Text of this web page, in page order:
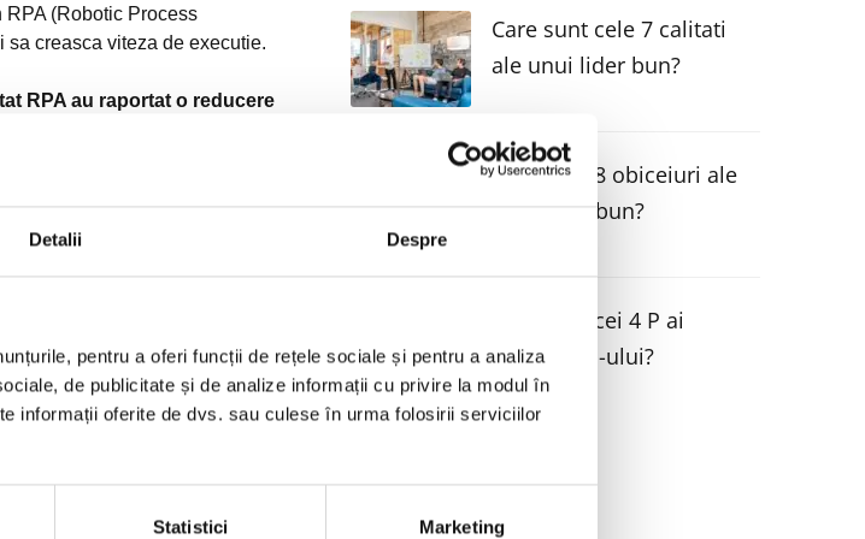
Detalii Despre
pentru a oferi funcții de rețele sociale și pentru a analiza
de publicitate și de analize informații cu privire la modul în
informații oferite de dvs. sau culese în urma folosirii serviciilor
Statistici Marketing
(Robotic Process
creasca viteza de executie.
RPA au raportat o reducere
(BPM)
analizarea,
Care sunt cele 7 calitati
ale unui lider bun?
Care sunt 8 obiceiuri ale
unui lider bun?
Care sunt cei 4 P ai
leadership-ului?